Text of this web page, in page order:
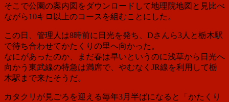
そこで公園の案内図をダウンロードして地理院地図と見比べ
ながら10キロ以上のコースを組むことにした。
この日、管理人は8時前に日光を発ち、Dさんら3人と栃木駅
で待ち合わせてかたくりの里へ向かった。
なにがあったのか、
まだ春は早いというのに浅草から日光へ
向かう東武線の特急は満席で、やむなくJR線を利用して栃
木駅まで来たそうだ。
カタクリが見ごろを迎える毎年3月半ばになると「かたくり